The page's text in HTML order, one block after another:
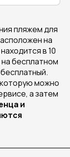
пляжем для
на
в 10
бесплатном
можно
а затем
и